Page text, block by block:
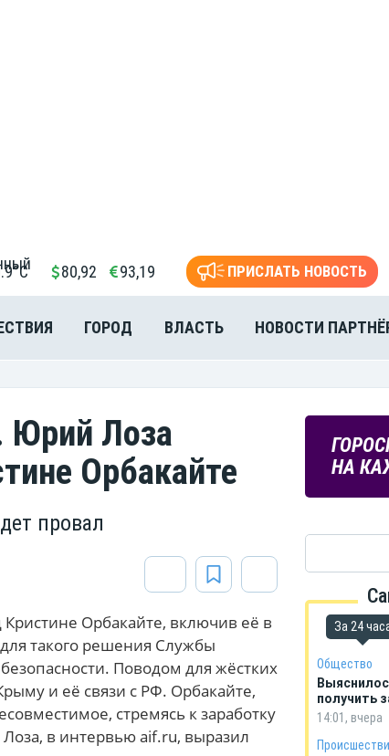
80,92 93,19 ПРИСЛАТЬ НОВОСТЬ
ГОРОД ВЛАСТЬ НОВОСТИ
Юрий Лоза
Орбакайте
провал
Орбакайте, включив её в
такого решения Службы
Поводом для жёстких
и её связи с РФ. Орбакайте,
стремясь к заработку
в интервью aif.ru, выразил
В
НА
За 24
Общество
получить
14:01, вчера